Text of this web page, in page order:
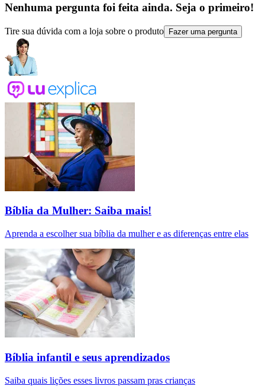
Nenhuma pergunta foi feita ainda. Seja o primeiro!
Tire sua dúvida com a loja sobre o produto Fazer uma pergunta
Bíblia da Mulher: Saiba mais!
Aprenda a escolher sua bíblia da mulher e as diferenças entre elas
Bíblia infantil e seus aprendizados
Saiba quais lições esses livros passam pras crianças